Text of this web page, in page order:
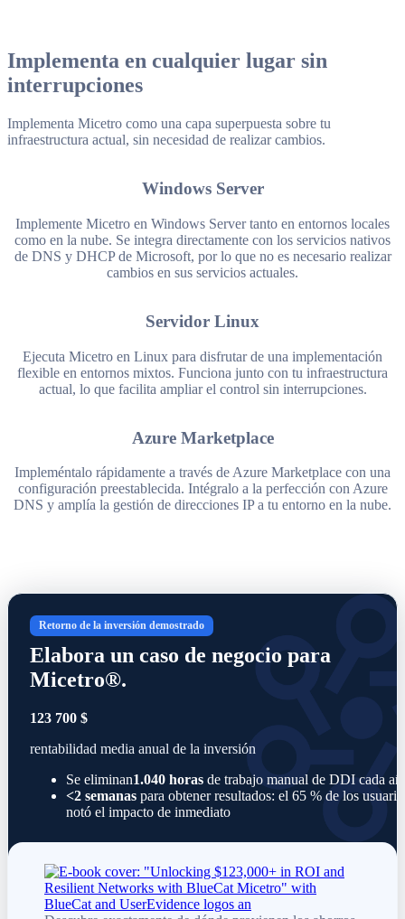
Implementa en cualquier lugar sin
interrupciones
Implementa Micetro como una capa superpuesta sobre tu
infraestructura actual, sin necesidad de realizar cambios.
Windows Server
Implemente Micetro en Windows Server tanto en entornos locales
como en la nube. Se integra directamente con los servicios nativos
de DNS y DHCP de Microsoft, por lo que no es necesario realizar
cambios en sus servicios actuales.
Servidor Linux
Ejecuta Micetro en Linux para disfrutar de una implementación
flexible en entornos mixtos. Funciona junto con tu infraestructura
actual, lo que facilita ampliar el control sin interrupciones.
Azure Marketplace
Impleméntalo rápidamente a través de Azure Marketplace con una
configuración preestablecida. Intégralo a la perfección con Azure
DNS y amplía la gestión de direcciones IP a tu entorno en la nube.
Retorno de la inversión demostrado
Elabora un caso de negocio para
Micetro®.
123 700 $
rentabilidad media anual de la inversión
Se eliminan1.040 horas de trabajo manual de DDI cada
<2 semanas para obtener resultados: el 65 % de los
notó el impacto de inmediato